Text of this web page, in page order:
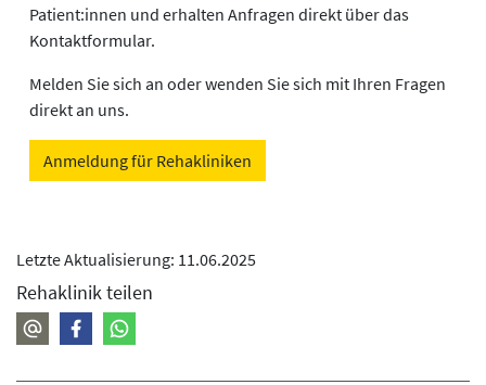
Patient:innen und erhalten Anfragen direkt über das
Kontaktformular.
Melden Sie sich an oder wenden Sie sich mit Ihren Fragen
direkt an uns.
Anmeldung für Rehakliniken
Letzte Aktualisierung: 11.06.2025
Rehaklinik teilen